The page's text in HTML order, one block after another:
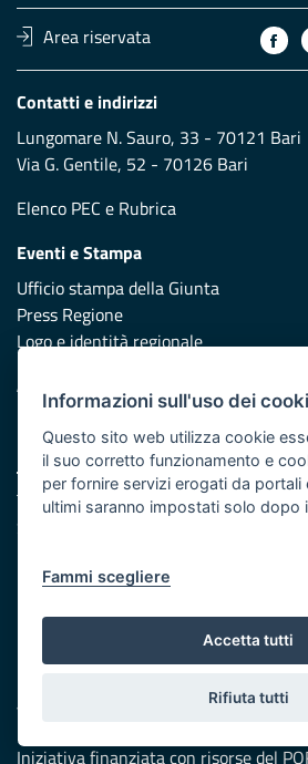
Area riservata
Contatti e indirizzi
Lungomare N. Sauro, 33 - 70121 Bari
Via G. Gentile, 52 - 70126 Bari
Elenco PEC e Rubrica
Eventi e Stampa
Ufficio stampa della Giunta
Press Regione
Logo e identità regionale
Accessibilità
URP
Telefono: 800 713939
Scrivici:
Redazione
Responsabili di pubblicazione
Vai al sito di Protezione Civile Puglia
Iniziativa finanziata con risorse del
Informazioni sull'uso dei
Questo sito web utilizza cookie
il suo corretto funzionamento e
per fornire servizi erogati da portali
ultimi saranno impostati solo dopo
Fammi scegliere
Accetta tutti
Rifiuta tutti